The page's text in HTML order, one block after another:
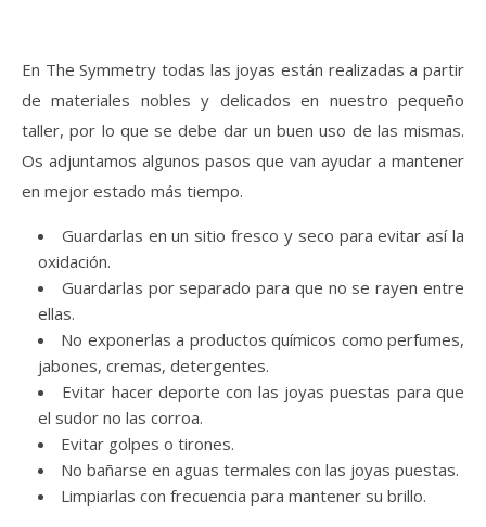
En The Symmetry todas las joyas están realizadas a partir
de materiales nobles y delicados en nuestro pequeño
taller, por lo que se debe dar un buen uso de las mismas.
Os adjuntamos algunos pasos que van ayudar a mantener
en mejor estado más tiempo.
Guardarlas en un sitio fresco y seco para evitar así la
oxidación.
Guardarlas por separado para que no se rayen entre
ellas.
No exponerlas a productos químicos como perfumes,
jabones, cremas, detergentes.
Evitar hacer deporte con las joyas puestas para que
el sudor no las corroa.
Evitar golpes o tirones.
No bañarse en aguas termales con las joyas puestas.
Limpiarlas con frecuencia para mantener su brillo.